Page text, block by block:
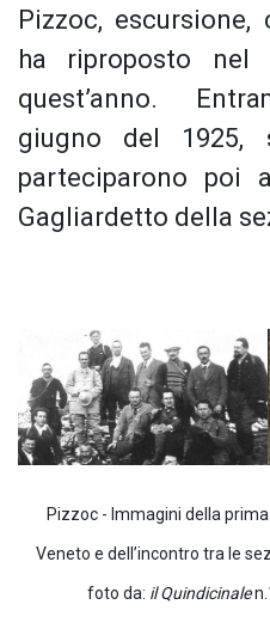
Pizzoc, escursione,
ha riproposto
quest’anno.
giugno del 1925,
parteciparono poi
Gagliardetto della
Pizzoc - Immagini della
Veneto e dell’incontro tra le
foto da: il Quindicinale